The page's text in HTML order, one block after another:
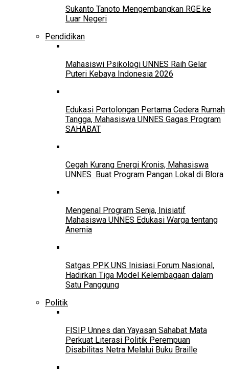
Sukanto Tanoto Mengembangkan RGE ke
Luar Negeri
Pendidikan
Mahasiswi Psikologi UNNES Raih Gelar
Puteri Kebaya Indonesia 2026
Edukasi Pertolongan Pertama Cedera Rumah
Tangga, Mahasiswa UNNES Gagas Program
SAHABAT
Cegah Kurang Energi Kronis, Mahasiswa
UNNES Buat Program Pangan Lokal di Blora
Mengenal Program Senja, Inisiatif
Mahasiswa UNNES Edukasi Warga tentang
Anemia
Satgas PPK UNS Inisiasi Forum Nasional,
Hadirkan Tiga Model Kelembagaan dalam
Satu Panggung
Politik
FISIP Unnes dan Yayasan Sahabat Mata
Perkuat Literasi Politik Perempuan
Disabilitas Netra Melalui Buku Braille